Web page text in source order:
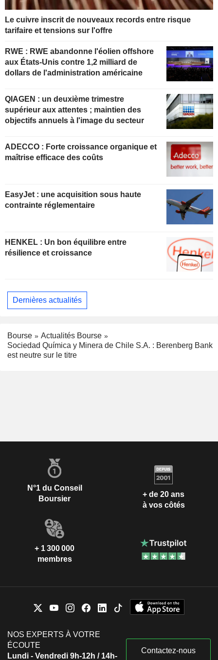
Le cuivre inscrit de nouveaux records entre risque
tarifaire et tensions sur l'offre
RWE : RWE abandonne l'éolien offshore
aux États-Unis contre 1,2 milliard de
dollars de l'administration américaine
QIAGEN : un deuxième trimestre
supérieur aux attentes ; maintien des
objectifs annuels à l'image du secteur
ADECCO : Forte croissance organique et
maîtrise efficace des coûts
EasyJet : une acquisition sous haute
contrainte réglementaire
HENKEL : Un bon équilibre entre
résilience et croissance
Dernières actualités
Bourse
Actualités Bourse
Sociedad Química y Minera de Chile S.A. : Berenberg Bank
est neutre sur le titre
N°1 du Conseil
Boursier
+ de 20 ans
à vos côtés
+ 1 300 000
membres
NOS EXPERTS À VOTRE
ÉCOUTE
Lundi - Vendredi 9h-12h / 14h-
Contactez-nous